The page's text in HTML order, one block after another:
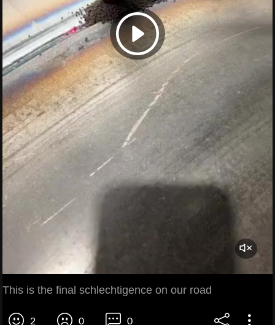
This is the final schlechtigence on our road
2 0 0